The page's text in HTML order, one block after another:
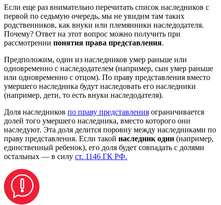
Если еще раз внимательно перечитать список наследников с
первой по седьмую очередь, мы не увидим там таких
родственников, как внуки или племянники наследодателя.
Почему? Ответ на этот вопрос можно получить при
рассмотрении понятия права представления.
Предположим, один из наследников умер раньше или
одновременно с наследодателем (например, сын умер раньше
или одновременно с отцом). По праву представления вместо
умершего наследника будут наследовать его наследники
(например, дети, то есть внуки наследодателя).
Доля наследников по праву представления ограничивается
долей того умершего наследника, вместо которого они
наследуют. Эта доля делится поровну между наследниками по
праву представления. Если такой наследник один (например,
единственный ребенок), его доля будет совпадать с долями
остальных — в силу ст. 1146 ГК РФ.